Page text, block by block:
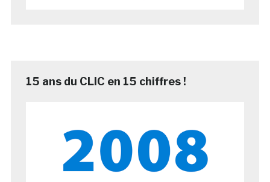
15 ans du CLIC en 15 chiffres !